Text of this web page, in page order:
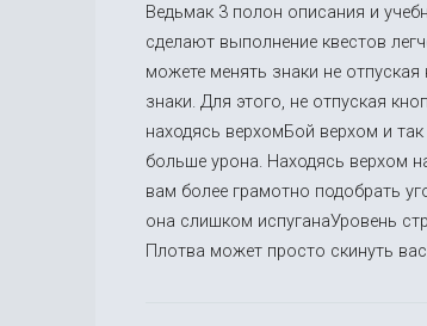
Ведьмак 3 полон описания и
сделают выполнение квестов
можете менять знаки не
знаки. Для этого, не отпуская
находясь верхомБой верхом и
больше урона. Находясь верхом
вам более грамотно подобрать
она слишком испуганаУровень
Плотва может просто скинуть